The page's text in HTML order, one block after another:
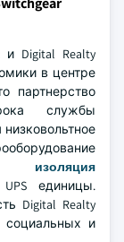
и Digital Realty
в центре
партнерство
службы
изоляция
единицы.
Digital Realty
социальных и